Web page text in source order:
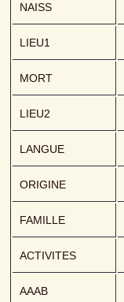
NAISS
LIEU1
MORT
LIEU2
LANGUE
ORIGINE
FAMILLE
ACTIVITES
AAAB